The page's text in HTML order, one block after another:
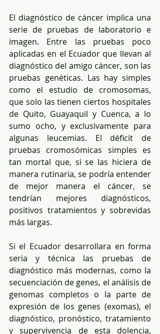
El diagnóstico de cáncer implica una
serie de pruebas de laboratorio e
imagen. Entre las pruebas poco
aplicadas en el Ecuador que llevan al
diagnóstico del amigo cáncer, son las
pruebas genéticas. Las hay simples
como el estudio de cromosomas,
que solo las tienen ciertos hospitales
de Quito, Guayaquil y Cuenca, a lo
sumo ocho, y exclusivamente para
algunas leucemias. El déficit de
pruebas cromosómicas simples es
tan mortal que, si se las hiciera de
manera rutinaria, se podría entender
de mejor manera el cáncer, se
tendrían mejores diagnósticos,
positivos tratamientos y sobrevidas
más largas.
Si el Ecuador desarrollara en forma
seria y técnica las pruebas de
diagnóstico más modernas, como la
secuenciación de genes, el análisis de
genomas completos o la parte de
expresión de los genes (exomas), el
diagnóstico, pronóstico, tratamiento
y supervivencia de esta dolencia,